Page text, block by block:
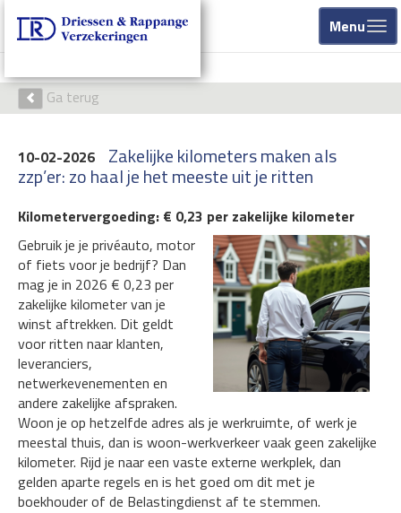
Menu
Ga terug
10-02-2026 Zakelijke kilometers maken als
zzp’er: zo haal je het meeste uit je ritten
Kilometervergoeding: € 0,23 per zakelijke kilometer
Gebruik je je privéauto, motor
of fiets voor je bedrijf? Dan
mag je in 2026 € 0,23 per
zakelijke kilometer van je
winst aftrekken. Dit geldt
voor ritten naar klanten,
leveranciers,
netwerkevenementen en
andere zakelijke afspraken.
Woon je op hetzelfde adres als je werkruimte, of werk je
meestal thuis, dan is woon-werkverkeer vaak geen zakelijke
kilometer. Rijd je naar een vaste externe werkplek, dan
gelden aparte regels en is het goed om dit met je
boekhouder of de Belastingdienst af te stemmen.